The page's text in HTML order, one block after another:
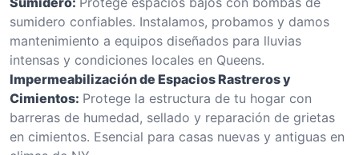
sumidero confiables. Instalamos, probamos y damos
mantenimiento a equipos diseñados para lluvias
intensas y condiciones locales en Queens.
Impermeabilización de Espacios Rastreros y
Cimientos: Protege la estructura de tu hogar con
barreras de humedad, sellado y reparación de grietas
en cimientos. Esencial para casas nuevas y antiguas en